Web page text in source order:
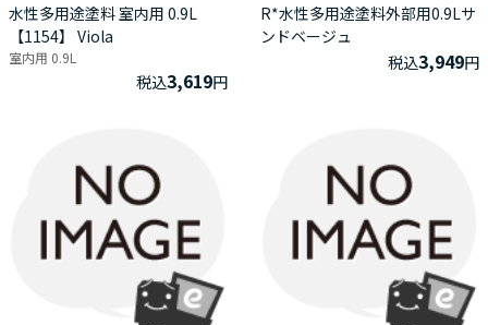
水性多用途塗料 室内用 0.9L
【1154】 Viola
室内用 0.9L
税込3,619円
R*水性多用途塗料外部用0.9Lサ
ンドベージュ
税込3,949円